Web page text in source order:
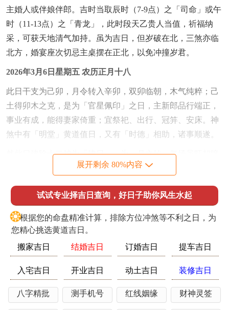
主婚人或伴娘伴郎。吉时当取辰时（7-9点）之「司命」或午
时（11-13点）之「青龙」，此时段天乙贵人当值，祈福纳
采，可获天地清气加持。虽为吉日，但岁破在北，三煞亦临
北方，婚宴座次切忌主桌摆在正北，以免冲撞岁君。
2026年3月6日星期五 农历正月十八
此日干支为己卯，月令转入辛卯，双卯临朝，木气纯粹；己
土得卯木之克，是为「官星佩印」之日，主新郎品行端正，
事业有成，能得妻家倚重；宜祭祀、出行、冠笄、安床。神
煞中有「明堂」黄道值日，又有「时德」相助，诸事顺遂。
然此日建除十二神为「建日」。为一月之始，气场虽旺却暗
藏波动，虽不为凶，但需防大喜之日有突如其来的人事干
大忌，因木旺克土，强行而为恐伤脾胃健康，尤须留意，此
日婚房布置宜在东南方位摆放水生植物，引水润木，既固官
星，又制火炎，可使新郎仕途更添助力。
2026年3月11日星期三 农历正月廿三
此日干支为甲申，日坐申金，内藏壬水，是「杀印相生」之
贵格。甲木参天得申金裁削，可成栋梁之材；宜结婚，开
光、祈福，求嗣、出行，搬家、安葬，入学。此日「金匮」
星耀，财喜双全，尤利于经商家庭联姻，主婚后财源广进。
展开剩余 80%内容
试试专业择吉日查询，好日子助你风生水起
❂根据您的命盘精准计算，排除方位冲煞等不利之日，为
您精心挑选黄道吉日。
搬家吉日
结婚吉日 订婚吉日 提车吉日
入宅吉日 开业吉日 动土吉日 装修吉日
八字精批 测手机号 红线姻缘 财神灵签